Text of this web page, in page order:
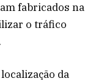
fabricados na
o tráfico
da